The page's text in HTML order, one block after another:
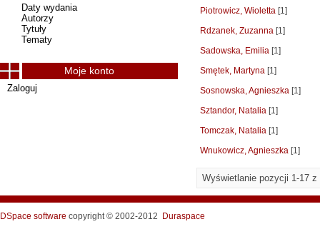
Piotrowicz, Wioletta [1]
Rdzanek, Zuzanna [1]
Sadowska, Emilia [1]
Smętek, Martyna [1]
Sosnowska, Agnieszka [1]
Sztandor, Natalia [1]
Tomczak, Natalia [1]
Wnukowicz, Agnieszka [1]
Wyświetlanie pozycji 1-17 z
Daty wydania
Autorzy
Tytuły
Tematy
Moje konto
Zaloguj
DSpace software copyright © 2002-2012 Duraspace